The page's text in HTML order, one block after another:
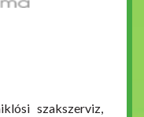
szakszerviz,